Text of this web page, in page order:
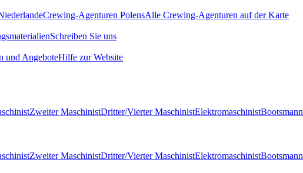
Crewing-Agenturen PolensAlle Crewing-Agenturen auf der Karte
Schreiben Sie uns
und AngeboteHilfe zur Website
Zweiter MaschinistDritter/Vierter MaschinistElektromaschinistBootsmann
Zweiter MaschinistDritter/Vierter MaschinistElektromaschinistBootsmann